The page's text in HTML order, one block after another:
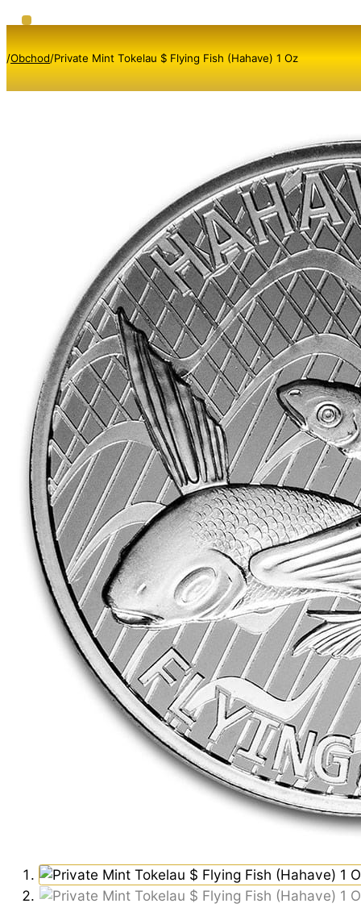
/Obchod/Private Mint Tokelau $ Flying Fish (Hahave) 1 Oz